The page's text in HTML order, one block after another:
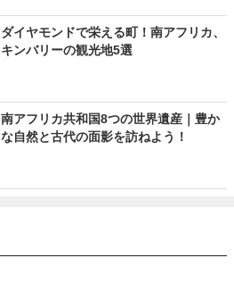
ダイヤモンドで栄える町！南アフリカ、
キンバリーの観光地5選
南アフリカ共和国8つの世界遺産｜豊か
な自然と古代の面影を訪ねよう！